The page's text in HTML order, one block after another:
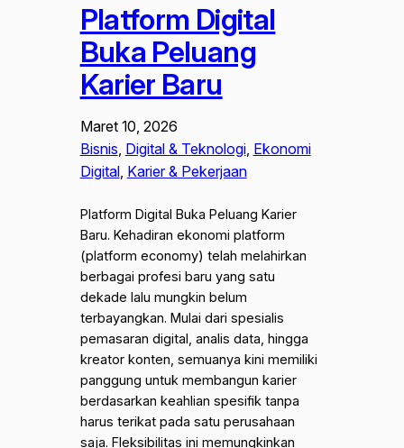
Platform Digital
Buka Peluang
Karier Baru
Maret 10, 2026
Bisnis Digital & Teknologi, Ekonomi
Digital, Karier & Pekerjaan
Platform Digital Buka Peluang Karier
Baru. Kehadiran ekonomi platform
(platform economy) telah melahirkan
berbagai profesi baru yang satu
dekade lalu mungkin belum
terbayangkan. Mulai dari spesialis
pemasaran digital, analis data, hingga
kreator konten, semuanya kini memiliki
panggung untuk membangun karier
berdasarkan keahlian spesifik tanpa
harus terikat pada satu perusahaan
saja. Fleksibilitas ini memungkinkan